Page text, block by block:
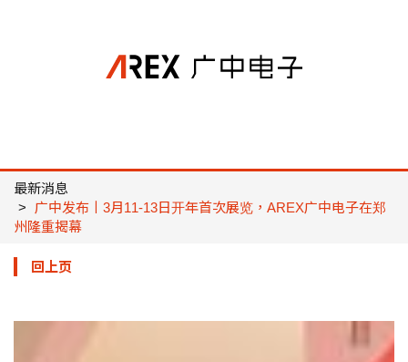
最新消息
广中发布丨3月11-13日开年首次展览，AREX广中电子在郑
州隆重揭幕
回上页